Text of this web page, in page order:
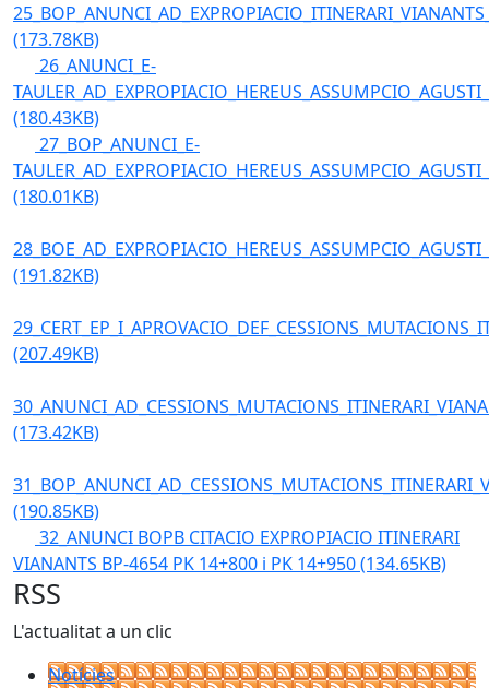
(173.78KB)
26_ANUNCI_E-
(180.43KB)
27_BOP_ANUNCI_E-
(180.01KB)
(191.82KB)
(207.49KB)
(173.42KB)
(190.85KB)
32_ANUNCI BOPB CITACIO EXPROPIACIO ITINERARI
VIANANTS BP-4654 PK 14+800 i PK 14+950(134.65KB)
RSS
L'actualitat a un clic
Notícies